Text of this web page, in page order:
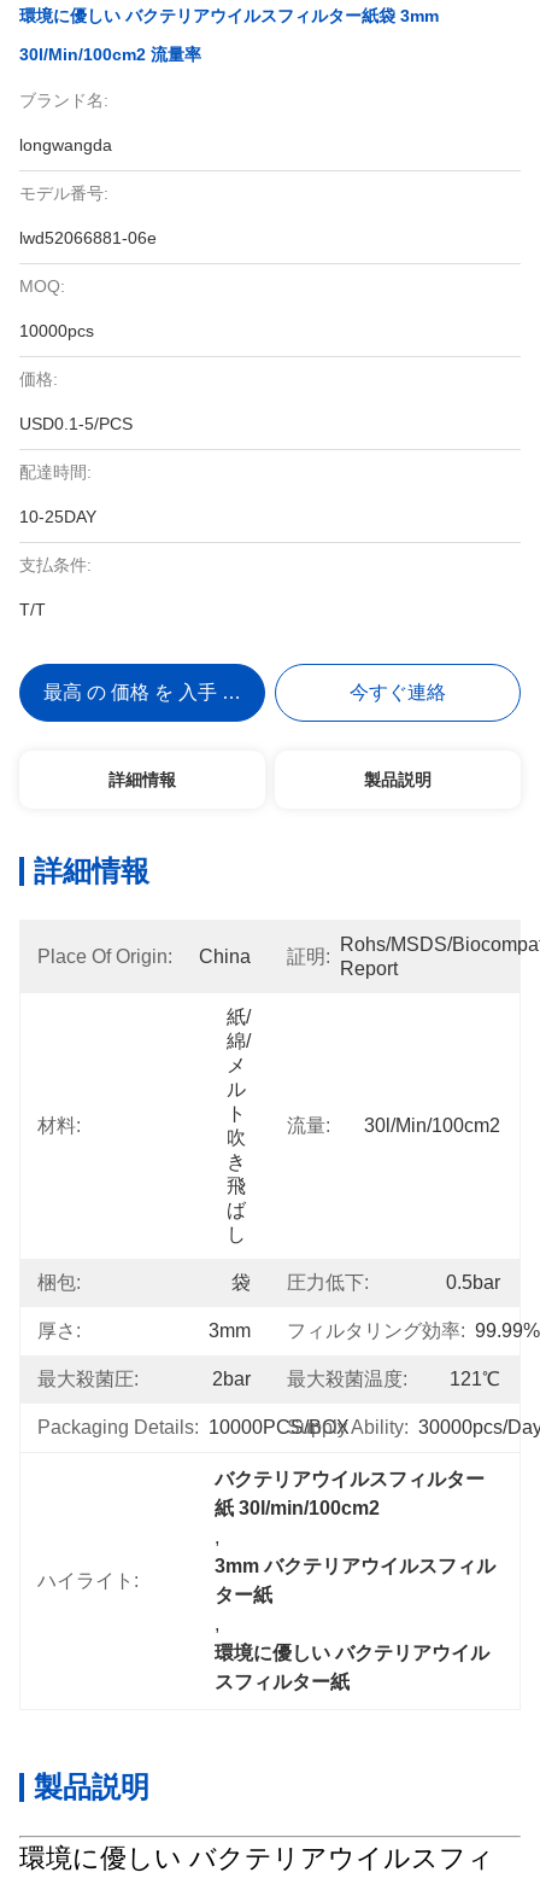
環境に優しい バクテリアウイルスフィルター紙袋 3mm
30l/min/100cm2 流量率
ブランド名:
longwangda
モデル番号:
lwd52066881-06e
MOQ:
10000pcs
価格:
USD0.1-5/PCS
配達時間:
10-25DAY
支払条件:
T/T
最高 の 価格 を 入手 する 今すぐ連絡
詳細情報 製品説明
詳細情報
Place Of Origin: China 証明:
Rohs/MSDS/
Report
材料:
紙/
綿/
メ
ル
ト
吹
き
飛
ば
し
流量: 30l/min/100cm2
梱包: 袋 圧力低下: 0.5bar
厚さ: 3mm フィルタリング効率: 99.99%
最大殺菌圧: 2bar 最大殺菌温度: 121℃
Packaging Details: 10000PCS/BOXSupply Ability: 30000pcs/
ハイライト:
バクテリアウイルスフィルター
紙 30l/min/100cm2
,
3mm バクテリアウイルスフィル
ター紙
,
環境に優しい バクテリアウイル
スフィルター紙
製品説明
環境に優しい バクテリアウイルスフィ